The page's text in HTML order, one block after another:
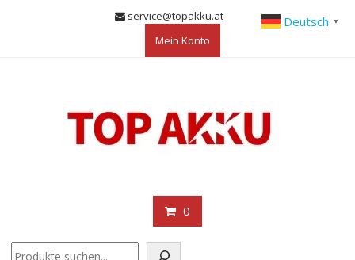
service@topakku.at
Mein Konto
0
Deutsch ▼